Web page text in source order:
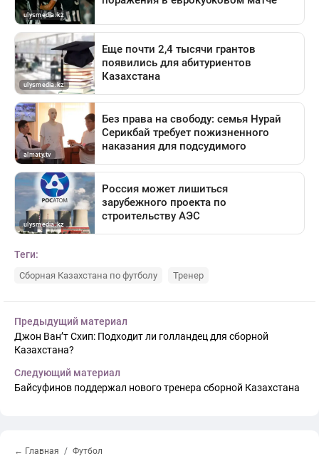
Теги:
Сборная Казахстана по футболу Тренер
Предыдущий материал
Джон Ван’т Схип: Подходит ли голландец для сборной
Казахстана?
Следующий материал
Байсуфинов поддержал нового тренера сборной Казахстана
← Главная Футбол